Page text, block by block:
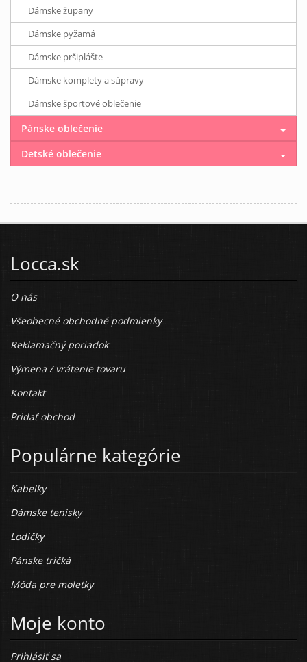
Dámske župany
Dámske pyžamá
Dámske pršiplášte
Dámske komplety a súpravy
Dámske športové oblečenie
Pánske oblečenie
Detské oblečenie
Locca.sk
O nás
Všeobecné obchodné podmienky
Reklamačný poriadok
Výmena / vrátenie tovaru
Kontakt
Pridať obchod
Populárne kategórie
Kabelky
Dámske tenisky
Lodičky
Pánske tričká
Móda pre moletky
Moje konto
Prihlásiť sa